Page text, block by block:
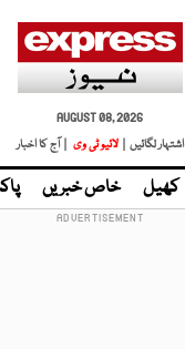
AUGUST 08, 2026
اشتہار لگائیں |
لائیو ٹی وی | آج کا اخبار
کھیل خاص خبریں